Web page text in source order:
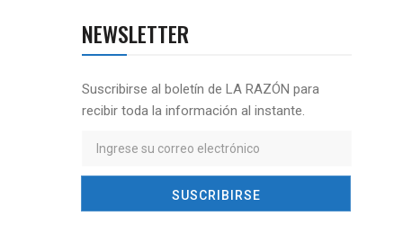
NEWSLETTER
Suscribirse al boletín de LA RAZÓN para
recibir toda la información al instante.